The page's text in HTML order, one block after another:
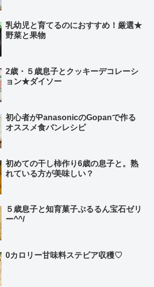
乳幼児と育てるのにおすすめ！厳選★
野菜と果物
2歳・５歳息子とクッキーデコレーシ
ョン★ダイソー
初心者がPanasonicのGopanで作る
オススメ食パンレシピ
初めての干し柿作り6歳の息子と。熟
れている方が美味しい？
５歳息子と知育菓子ぷるるん宝石ゼリ
ー^^/
0カロリー甘味料ステビア収穫♡